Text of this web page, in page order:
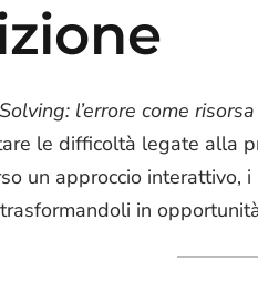
l’errore come risorsa
le difficoltà legate alla
un approccio interattivo,
in